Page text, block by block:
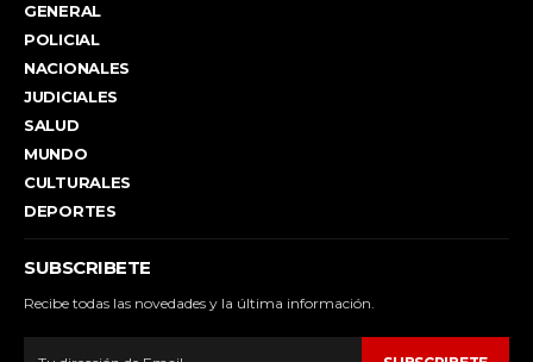
GENERAL
POLICIAL
NACIONALES
JUDICIALES
SALUD
MUNDO
CULTURALES
DEPORTES
SUBSCRIBETE
Recibe todas las novedades y la última información.